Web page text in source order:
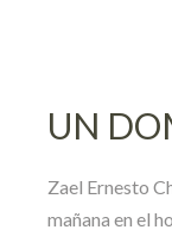
UN
Zael Ernesto
mañana en el